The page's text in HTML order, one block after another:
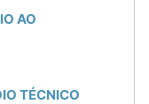
AO
TÉCNICO